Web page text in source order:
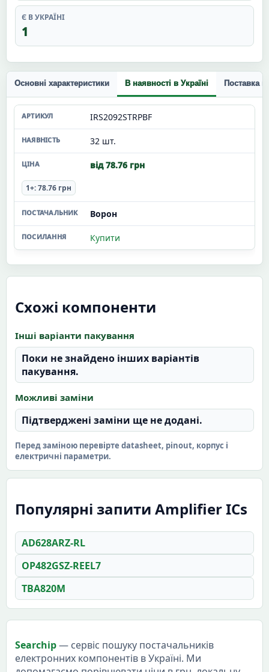
Є В УКРАЇНІ
1
Основні характеристики В наявності в Україні Поставка
IRS2092STRPBF
32 шт.
від 78.76 грн
1+: 78.76 грн
Ворон
Купити
Схожі компоненти
Інші варіанти пакування
Поки не знайдено інших варіантів
пакування.
Можливі заміни
Підтверджені заміни ще не додані.
Перед заміною перевірте datasheet, pinout, корпус і
електричні параметри.
Популярні запити Amplifier ICs
AD628ARZ-RL
OP482GSZ-REEL7
TBA820M
Searchip— сервіс пошуку постачальників
електронних компонентів в Україні. Ми